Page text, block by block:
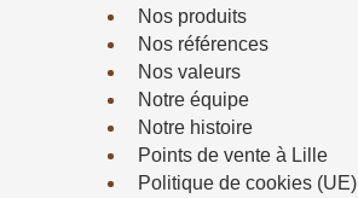
Nos produits
Nos références
Nos valeurs
Notre équipe
Notre histoire
Points de vente à Lille
Politique de cookies (UE)